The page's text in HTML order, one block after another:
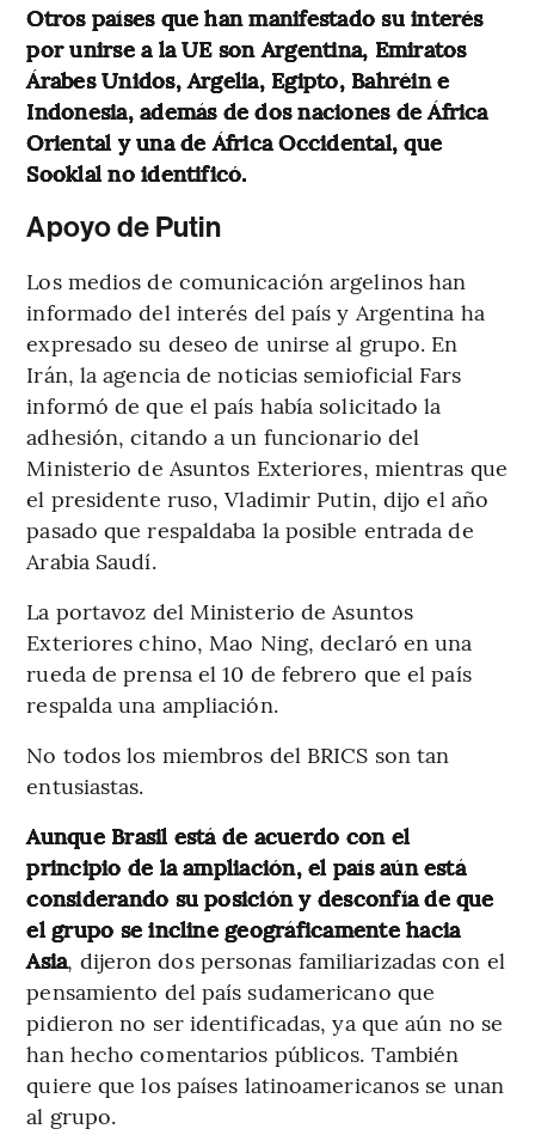
Otros países que han manifestado su interés
por unirse a la UE son Argentina, Emiratos
Árabes Unidos, Argelia, Egipto, Bahréin e
Indonesia, además de dos naciones de África
Oriental y una de África Occidental, que
Sooklal no identificó.
Apoyo de Putin
Los medios de comunicación argelinos han
informado del interés del país y Argentina ha
expresado su deseo de unirse al grupo. En
Irán, la agencia de noticias semioficial Fars
informó de que el país había solicitado la
adhesión, citando a un funcionario del
Ministerio de Asuntos Exteriores, mientras que
el presidente ruso, Vladimir Putin, dijo el año
pasado que respaldaba la posible entrada de
Arabia Saudí.
La portavoz del Ministerio de Asuntos
Exteriores chino, Mao Ning, declaró en una
rueda de prensa el 10 de febrero que el país
respalda una ampliación.
No todos los miembros del BRICS son tan
entusiastas.
Aunque Brasil está de acuerdo con el
principio de la ampliación, el país aún está
considerando su posición y desconfía de que
el grupo se incline geográficamente hacia
Asia, dijeron dos personas familiarizadas con el
pensamiento del país sudamericano que
pidieron no ser identificadas, ya que aún no se
han hecho comentarios públicos. También
quiere que los países latinoamericanos se unan
al grupo.